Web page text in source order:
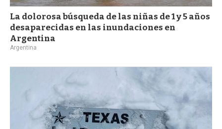
La dolorosa búsqueda de las niñas de 1 y 5 años
desaparecidas en las inundaciones en
Argentina
Argentina